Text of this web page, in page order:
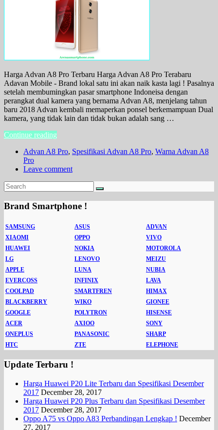
Harga Advan A8 Pro Terbaru Harga Advan A8 Pro Terabaru
Adavan Mobile - Brand lokal satu ini akan naik kasta lagi ! Pasalnya
setelah membumingkan pasar smartphone Indoneisa dengan
perangkat dual kamera yang bernama Advan A8, menjelang tahun
baru 2018 Advan kembali memaperkan ponsel berkemampuan Dual
kamera, yang tidak lain dan tidak bukan adalah sang …
Continue reading
Advan A8 Pro, Spesifikasi Advan A8 Pro, Warna Advan A8
Pro
Leave comment
Brand Smartphone !
SAMSUNG ASUS
ADVAN
XIAOMI
OPPO
VIVO
HUAWEI
NOKIA
MOTOROLA
LG
LENOVO
MEIZU
APPLE
LUNA
NUBIA
EVERCOSS
INFINIX
LAVA
COOLPAD
SMARTFREN
HIMAX
BLACKBERRY
WIKO
GIONEE
GOOGLE
POLYTRON
HISENSE
ACER
AXIOO
SONY
ONEPLUS
PANASONIC
SHARP
HTC
ZTE ELEPHONE
Update Terbaru !
Harga Huawei P20 Lite Terbaru dan Spesifikasi Desember
2017 December 28, 2017
Harga Huawei P20 Plus Terbaru dan Spesifikasi Desember
2017 December 28, 2017
Oppo A75 vs Oppo A83 Perbandingan Lengkap ! December
27, 2017